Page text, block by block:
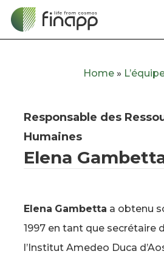
Skip
Home »
Responsable des
Humaines
Elena
Elena Gambetta a obtenu
1997 en tant que secrétaire
l’Institut Amedeo Duca